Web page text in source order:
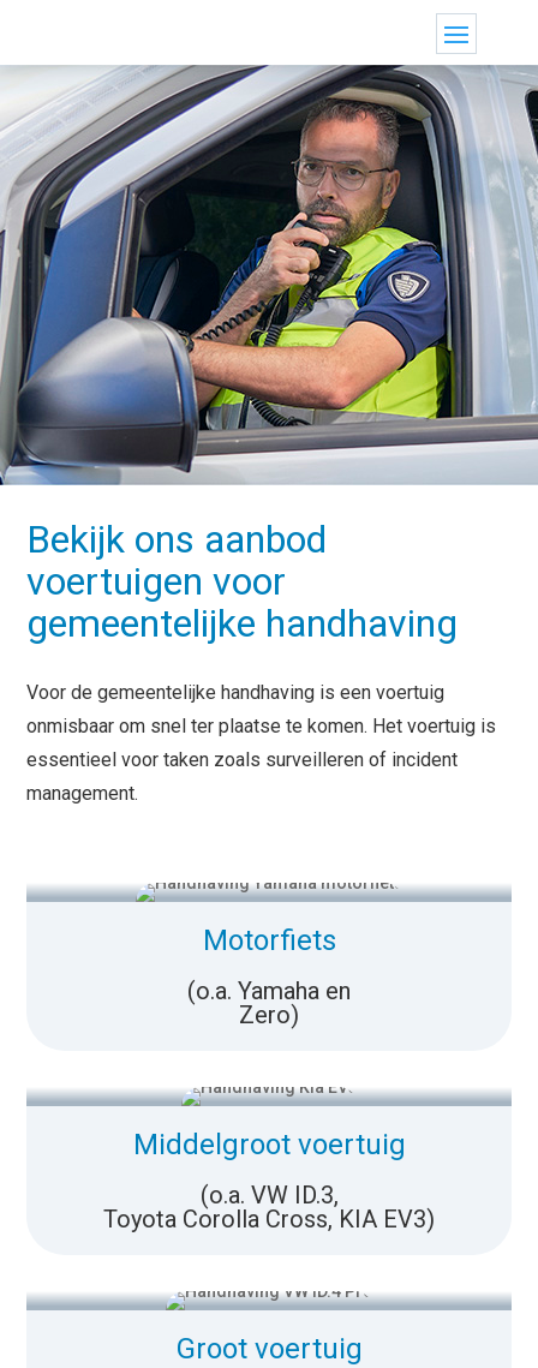
Kant-en-klaar
handhaving voertuig.
Bekijk ons aanbod
voertuigen voor
gemeentelijke handhaving
Voor de gemeentelijke handhaving is een voertuig
onmisbaar om snel ter plaatse te komen. Het voertuig is
essentieel voor taken zoals surveilleren of incident
management.
Motorfiets
(o.a. Yamaha en
Zero)
Middelgroot voertuig
(o.a. VW ID.3,
Toyota Corolla Cross, KIA EV3)
Groot voertuig